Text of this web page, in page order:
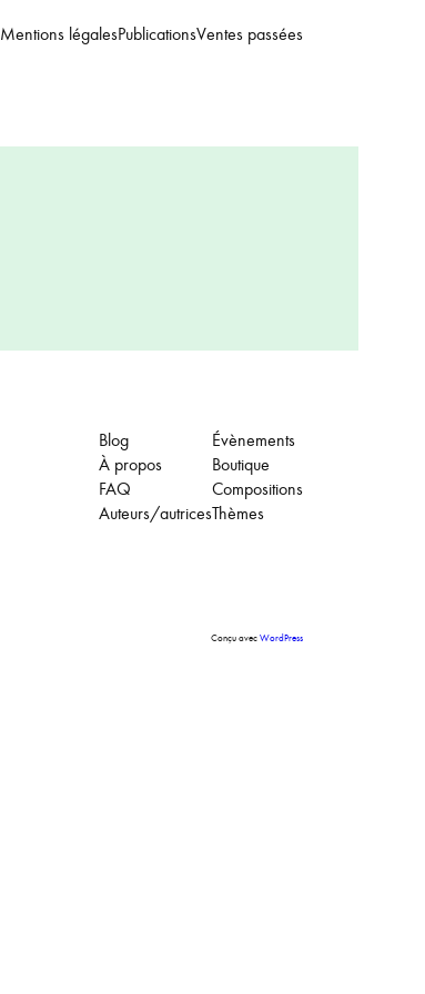
Mentions légalesPublicationsVentes passées
Blog
À propos
FAQ
Auteurs/autrices
Évènements
Boutique
Compositions
Thèmes
Conçu avecWordPress